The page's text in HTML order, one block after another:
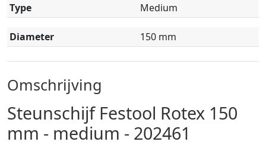
Type Medium
Diameter 150 mm
Omschrijving
Steunschijf Festool Rotex 150
mm - medium - 202461